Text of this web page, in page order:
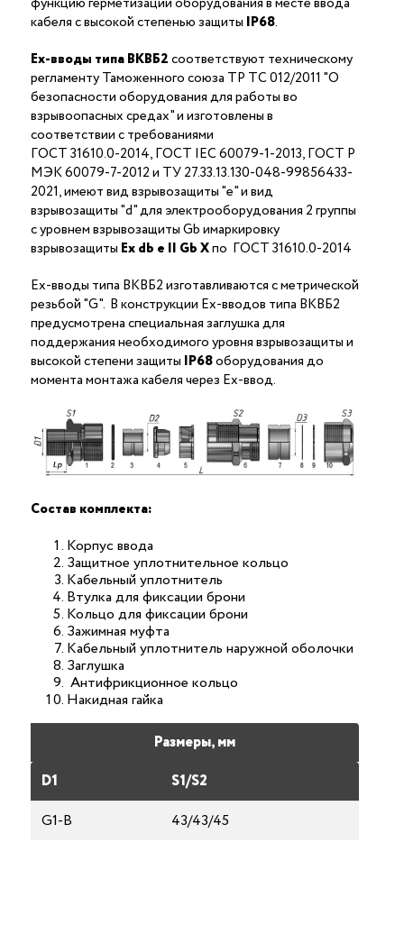
кабеля с высокой степенью защиты IP68.
Ex-вводы типа ВКВБ2соответствуют техническому
регламенту Таможенного союза ТР ТС 012/2011 "О
безопасности оборудования для работы во
взрывоопасных средах" и изготовлены в
соответствии с требованиями
ГОСТ 31610.0-2014, ГОСТ IEC 60079-1-2013, ГОСТ Р
МЭК 60079-7-2012 и ТУ 27.33.13.130-048-99856433-
2021, имеют вид взрывозащиты "е" и вид
взрывозащиты "d" для электрооборудования 2 группы
с уровнем взрывозащиты Gb имаркировку
взрывозащиты Ехdb е II Gb Xпо ГОСТ 31610.0-2014
Ex-вводы типа ВКВБ2 изготавливаются с метрической
резьбой "G". В конструкции Ex-вводов типа ВКВБ2
предусмотрена специальная заглушка для
поддержания необходимого уровня взрывозащиты и
высокой степени защиты IP68оборудования до
момента монтажа кабеля через Ex-ввод.
Состав комплекта:
Корпус ввода
Защитное уплотнительное кольцо
Кабельный уплотнитель
Втулка для фиксации брони
Кольцо для фиксации брони
Зажимная муфта
Кабельный уплотнитель наружной оболочки
Заглушка
Антифрикционное кольцо
Накидная гайка
Размеры, мм
D1
S1/S2
G1-В
43/43/45